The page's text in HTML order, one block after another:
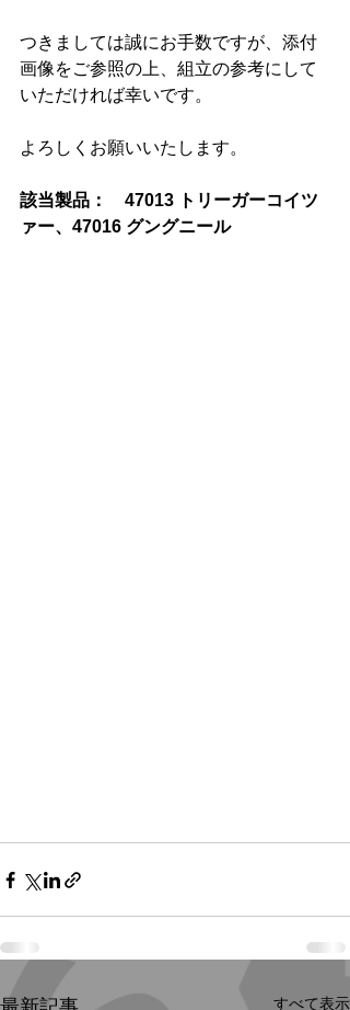
つきましては誠にお手数ですが、添付
画像をご参照の上、組立の参考にして
いただければ幸いです。
よろしくお願いいたします。
該当製品：　47013 トリーガーコイツ
ァー、47016 グングニール
すべて表示